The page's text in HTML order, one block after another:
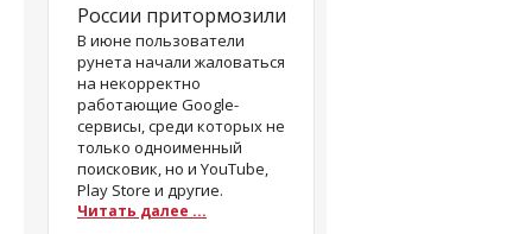
России притормозили
В июне пользователи
рунета начали жаловаться
на некорректно
работающие Google-
сервисы, среди которых не
только одноименный
поисковик, но и YouTube,
Play Store и другие.
Читать далее ...